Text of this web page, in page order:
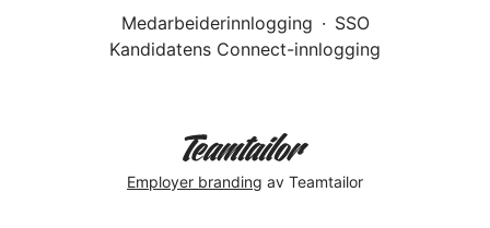
Medarbeiderinnlogging · SSO
Kandidatens Connect-innlogging
Employer branding av Teamtailor